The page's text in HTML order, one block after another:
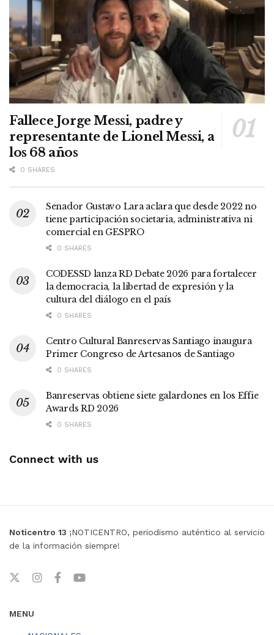
Fallece Jorge Messi, padre y
representante de Lionel Messi, a
los 68 años
0 SHARES
Senador Gustavo Lara aclara que desde 2022 no
tiene participación societaria, administrativa ni
comercial en GESPRO
0 SHARES
CODESSD lanza RD Debate 2026 para fortalecer
la democracia, la libertad de expresión y la
cultura del diálogo en el país
0 SHARES
Centro Cultural Banreservas Santiago inaugura
Primer Congreso de Artesanos de Santiago
0 SHARES
Banreservas obtiene siete galardones en los Effie
Awards RD 2026
0 SHARES
Connect with us
Noticentro 13 ¡NOTICENTRO, periodismo auténtico al servicio
de la información siempre!
MENU